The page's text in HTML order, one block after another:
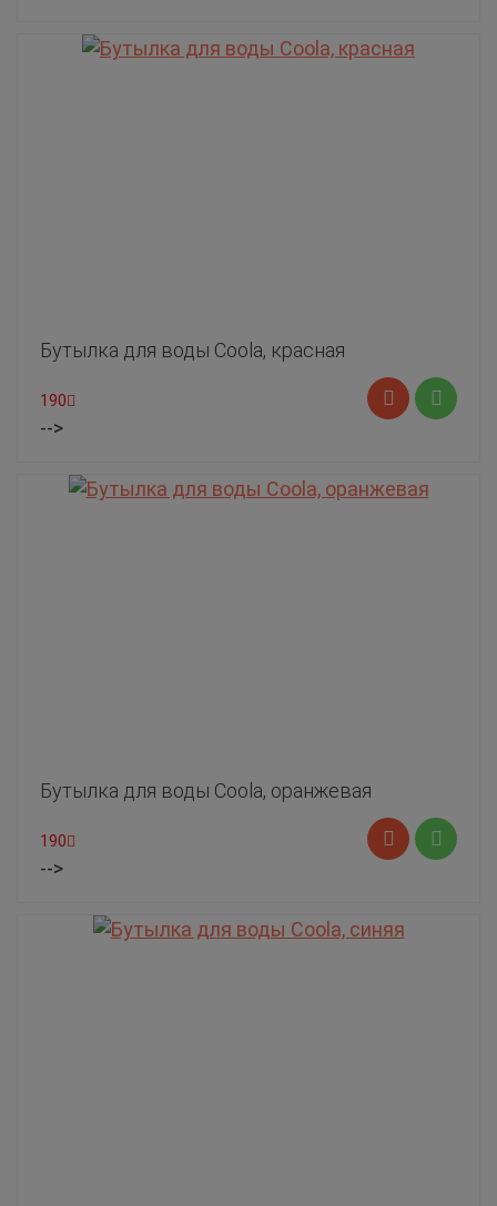
Бутылка для воды Coola, красная
190
-->
Бутылка для воды Coola, оранжевая
190
-->